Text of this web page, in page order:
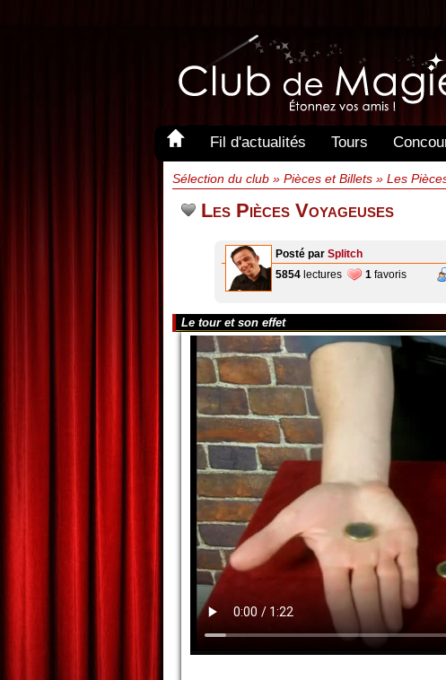
Fil d'actualités Tours
Sélection du club » Pièces et Billets » Les
Les Pièces Voyageuses
Posté par Splitch
5854 lectures 1 favoris
Le tour et son effet